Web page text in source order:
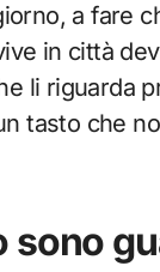
a fare
in città
li riguarda
tasto che
sono